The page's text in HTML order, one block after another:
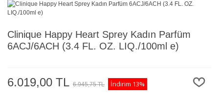
Clinique Happy Heart Sprey Kadın Parfüm
6ACJ/6ACH (3.4 FL. OZ. LIQ./100ml e)
6.019,00 TL 6.945,75 TL İndirim 13%